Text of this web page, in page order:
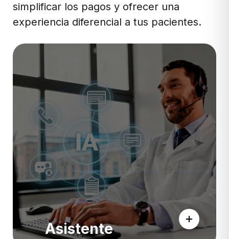
simplificar los pagos y ofrecer una
experiencia diferencial a tus pacientes.
Asistente